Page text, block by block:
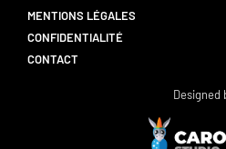
MENTIONS LÉGALES
CONFIDENTIALITÉ
CONTACT
Designed